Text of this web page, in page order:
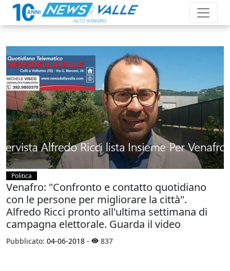
Politica
Venafro: "Confronto e contatto quotidiano
con le persone per migliorare la città".
Alfredo Ricci pronto all'ultima settimana di
campagna elettorale. Guarda il video
Pubblicato: 04-06-2018 - 837